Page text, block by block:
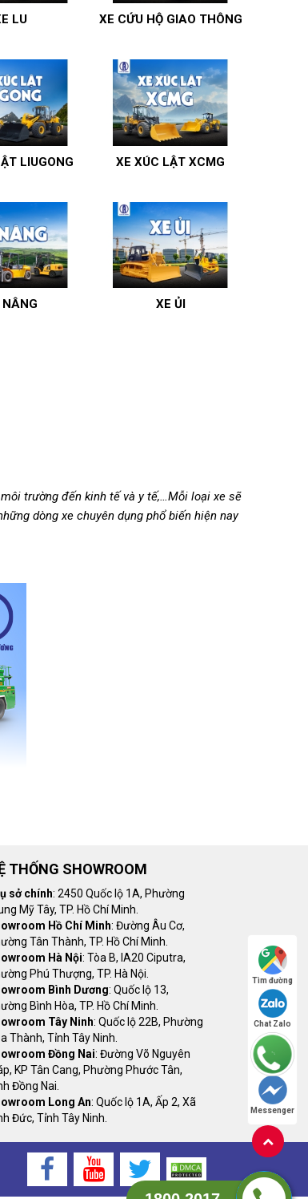
LU XE CỨU HỘ GIAO THÔNG
LIUGONG XE XÚC LẬT XCMG
NÂNG XE ỦI
trường đến kinh tế và y tế,…Mỗi loại xe sẽ
dòng xe chuyên dụng phổ biến hiện nay
(chassis) đã hoàn thiện một số bộ phận
sử dụng đặc biệt.
xe ủi, xe bơm bê tông cần cẩu…
THỐNG SHOWROOM
sở chính: 2450 Quốc lộ 1A, Phường
Mỹ Tây, TP. Hồ Chí Minh.
Hồ Chí Minh: Đường Âu Cơ,
Tân Thành, TP. Hồ Chí Minh.
Hà Nội: Tòa B, IA20 Ciputra,
Phú Thượng, TP. Hà Nội.
Bình Dương: Quốc lộ 13,
Bình Hòa, TP. Hồ Chí Minh.
Tây Ninh: Quốc lộ 22B, Phường
Thành, Tỉnh Tây Ninh.
Đồng Nai: Đường Võ Nguyên
KP Tân Cang, Phường Phước Tân,
Đồng Nai.
Long An: Quốc lộ 1A, Ấp 2, Xã
Đức, Tỉnh Tây Ninh.
Tìm đường
Chat Zalo
Messenger